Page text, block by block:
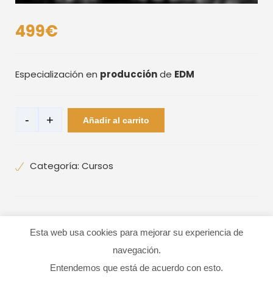
499€
Especialización en producciónde EDM
Especializaciones
INDIVIDUALES:
cantidad
- + Añadir al carrito
Categoría: Cursos
Esta web usa cookies para mejorar su experiencia de
navegación.
Entendemos que está de acuerdo con esto.